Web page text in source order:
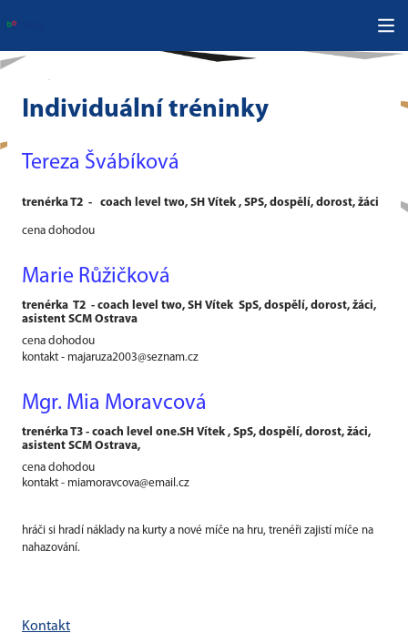
Individuální tréninky
Tereza Švábíková
trenérka T2 - coach level two, SH Vítek , SPS, dospělí, dorost, žáci
cena dohodou
Marie Růžičková
trenérka T2 - coach level two, SH Vítek SpS, dospělí, dorost, žáci,
asistent SCM Ostrava
cena dohodou
kontakt - majaruza2003@seznam.cz
Mgr. Mia Moravcová
trenérka T3 - coach level one.SH Vítek , SpS, dospělí, dorost, žáci,
asistent SCM Ostrava,
cena dohodou
kontakt - miamoravcova@email.cz
hráči si hradí náklady na kurty a nové míče na hru, trenéři zajistí míče na
nahazování.
Kontakt